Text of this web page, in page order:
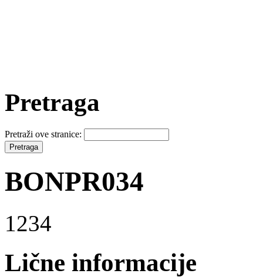
Pretraga
Pretraži ove stranice:
BONPR034
1234
Lične informacije